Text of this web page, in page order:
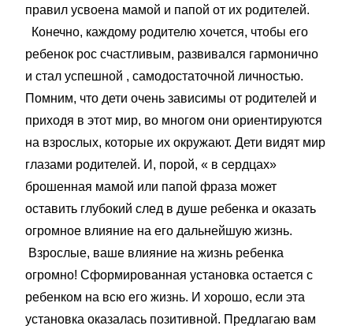
правил усвоена мамой и папой от их родителей.
Конечно, каждому родителю хочется, чтобы его
ребенок рос счастливым, развивался гармонично
и стал успешной , самодостаточной личностью.
Помним, что дети очень зависимы от родителей и
приходя в этот мир, во многом они ориентируются
на взрослых, которые их окружают. Дети видят мир
глазами родителей. И, порой, « в сердцах»
брошенная мамой или папой фраза может
оставить глубокий след в душе ребенка и оказать
огромное влияние на его дальнейшую жизнь.
Взрослые, ваше влияние на жизнь ребенка
огромно! Сформированная установка остается с
ребенком на всю его жизнь. И хорошо, если эта
установка оказалась позитивной. Предлагаю вам